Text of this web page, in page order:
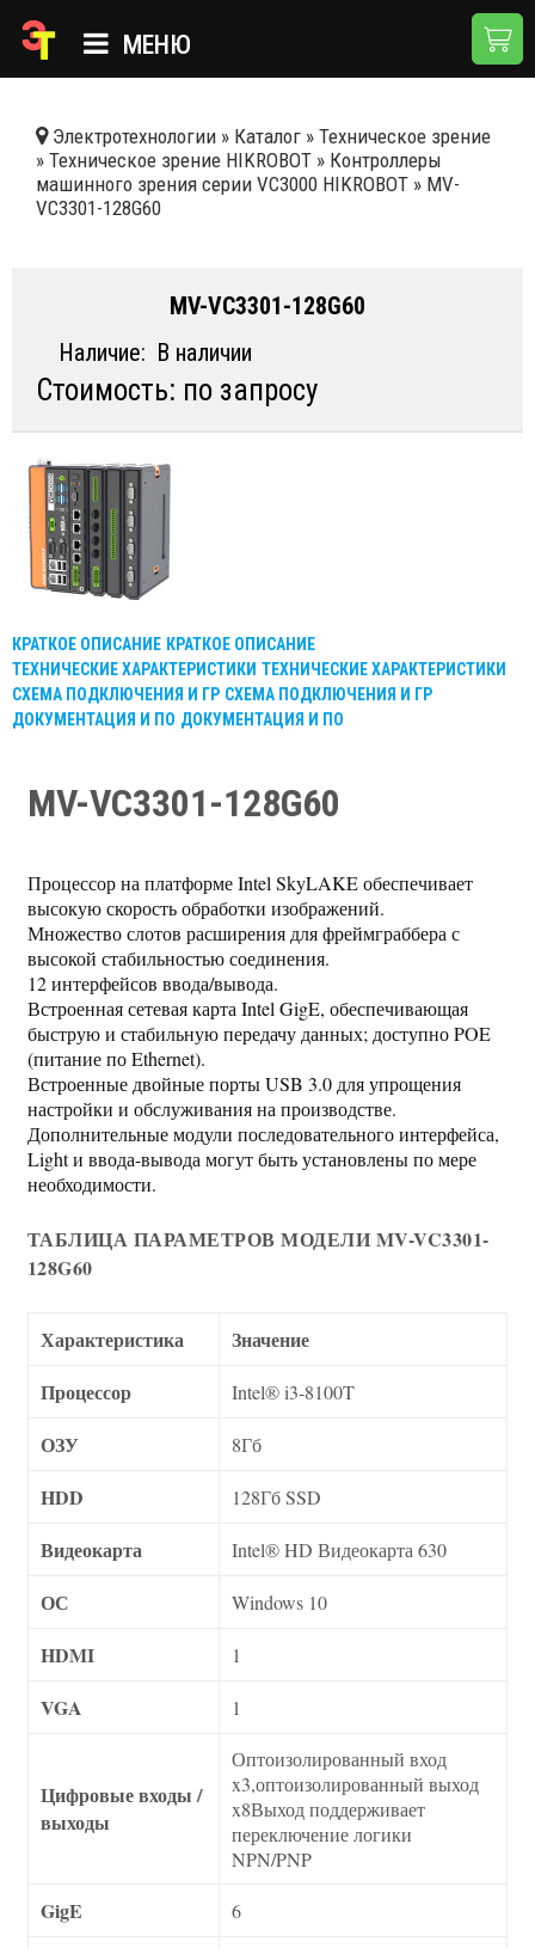
МЕНЮ
КАТАЛОГ
О КОМПАНИИ
ДОСТАВКА И ОПЛАТА
Электротехнологии » Каталог » Техническое зрение
» Техническое зрение HIKROBOT » Контроллеры
машинного зрения серии VC3000 HIKROBOT » MV-
VC3301-128G60
MV-VC3301-128G60
Наличие: В наличии
Стоимость: по запросу
КРАТКОЕ ОПИСАНИЕ КРАТКОЕ ОПИСАНИЕ
ТЕХНИЧЕСКИЕ ХАРАКТЕРИСТИКИ ТЕХНИЧЕСКИЕ ХАРАКТЕРИСТИКИ
СХЕМА ПОДКЛЮЧЕНИЯ И ГР СХЕМА ПОДКЛЮЧЕНИЯ И ГР
ДОКУМЕНТАЦИЯ И ПО ДОКУМЕНТАЦИЯ И ПО
MV-VC3301-128G60
Процессор на платформе Intel SkyLAKE обеспечивает
высокую скорость обработки изображений.
Множество слотов расширения для фреймграббера с
высокой стабильностью соединения.
12 интерфейсов ввода/вывода.
Встроенная сетевая карта Intel GigE, обеспечивающая
быструю и стабильную передачу данных; доступно POE
(питание по Ethernet).
Встроенные двойные порты USB 3.0 для упрощения
настройки и обслуживания на производстве.
Дополнительные модули последовательного интерфейса,
Light и ввода-вывода могут быть установлены по мере
необходимости.
ТАБЛИЦА ПАРАМЕТРОВ МОДЕЛИ MV-VC3301-
128G60
Характеристика
Значение
Процессор
Intel® i3-8100T
ОЗУ 8Гб
HDD 128Гб SSD
Видеокарта Intel® HD Видеокарта 630
ОС Windows 10
HDMI 1
VGA 1
Цифровые входы /
выходы
Оптоизолированный вход
x3,оптоизолированный выход
x8Выход поддерживает
переключение логики
NPN/PNP
GigE 6